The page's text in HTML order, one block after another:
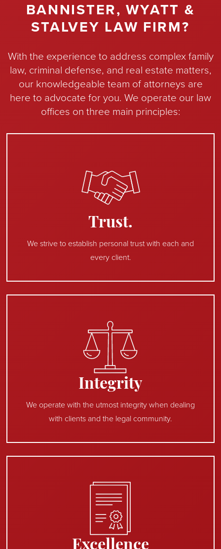
BANNISTER, WYATT &
STALVEY LAW FIRM?
With the experience to address complex family
law, criminal defense, and real estate matters,
our knowledgeable team of attorneys are
here to advocate for you. We operate our law
offices on three main principles:
Trust.
We strive to establish personal trust with each and
every client.
Integrity
We operate with the utmost integrity when dealing
with clients and the legal community.